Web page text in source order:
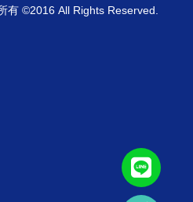
有 ©2016 All Rights Reserved.